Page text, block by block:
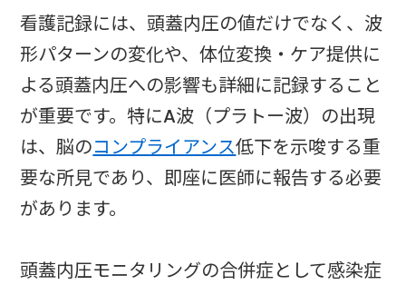
看護記録には、頭蓋内圧の値だけでなく、波
形パターンの変化や、体位変換・ケア提供に
よる頭蓋内圧への影響も詳細に記録すること
が重要です。特にA波（プラトー波）の出現
は、脳のコンプライアンス低下を示唆する重
要な所見であり、即座に医師に報告する必要
があります。
頭蓋内圧モニタリングの合併症として感染症